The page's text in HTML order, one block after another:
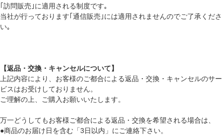
｢訪問販売｣に適用される制度です｡
当社が行っております｢通信販売｣には適用されませんのでご了承くださ
い｡
【返品・交換・キャンセルについて】
上記内容により、お客様のご都合による返品・交換・キャンセルのサー
ビスはお受けしておりません。
ご理解の上、ご購入お願いいたします。
万一どうしてもお客様ご都合による返品・交換を希望される場合は、
●商品のお届け日を含む「3日以内」にご連絡下さい。